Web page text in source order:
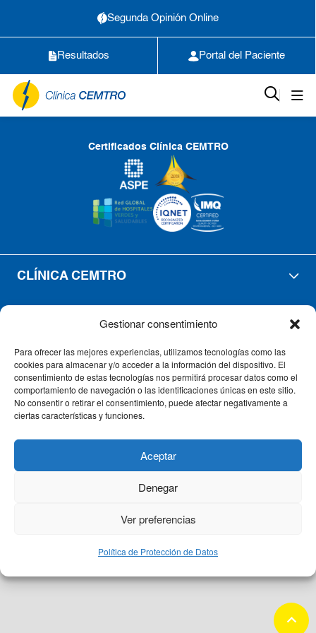
Gestionar consentimiento
Para ofrecer las mejores experiencias, utilizamos tecnologías como las
cookies para almacenar y/o acceder a la información del dispositivo. El
consentimiento de estas tecnologías nos permitirá procesar datos como el
comportamiento de navegación o las identificaciones únicas en este sitio.
No consentir o retirar el consentimiento, puede afectar negativamente a
ciertas características y funciones.
Aceptar
Denegar
Ver preferencias
Política de Protección de Datos
Segunda Opinión Online
Resultados Portal del Paciente
keyboard_arrow_up
Certificados Clínica CEMTRO
CLÍNICA CEMTRO
QUIÉNES SOMOS
PACIENTE CEMTRO
CONTACTO
Protección de datosPolítica de Cookies